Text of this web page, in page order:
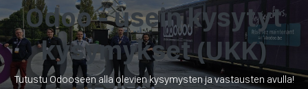
Odoo - usein ky­sy­tyt
ky­sy­myk­set (UKK)
Tutustu Odooseen alla olevien kysymysten ja vastausten avulla!